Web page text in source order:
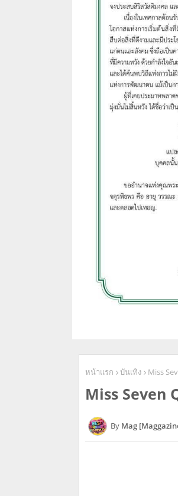
หน้าแรก บันเทิง Miss
Miss Seven
Mag